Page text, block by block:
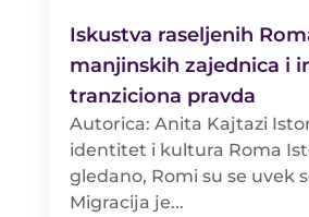
Iskustva raseljenih
manjinskih zajednica i
tranziciona pravda
Autorica: Anita Kajtazi
identitet i kultura Roma
gledano, Romi su se uvek
Migracija je...